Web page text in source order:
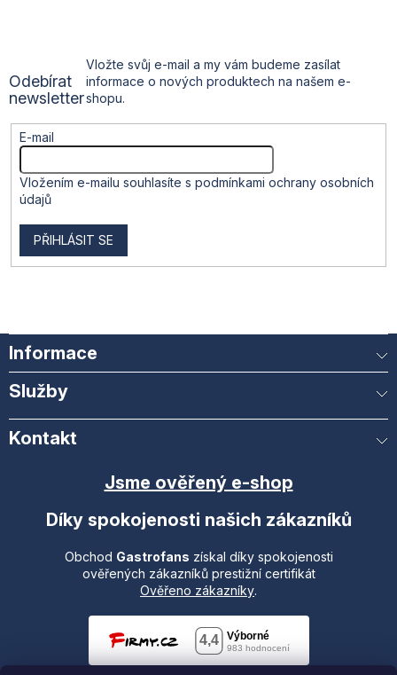
y
v
p
u
Odebírat
newsletter
Vložte svůj e-mail a my vám budeme zasílat
informace o nových produktech na našem e-
shopu.
E-mail
Vložením e-mailu souhlasíte s podmínkami ochrany osobních
údajů
PŘIHLÁSIT SE
Informace
Služby
Kontakt
Jsme ověřený e-shop
Díky spokojenosti našich zákazníků
Obchod Gastrofans získal díky spokojenosti
ověřených zákazníků prestižní certifikát
Ověřeno zákazníky.